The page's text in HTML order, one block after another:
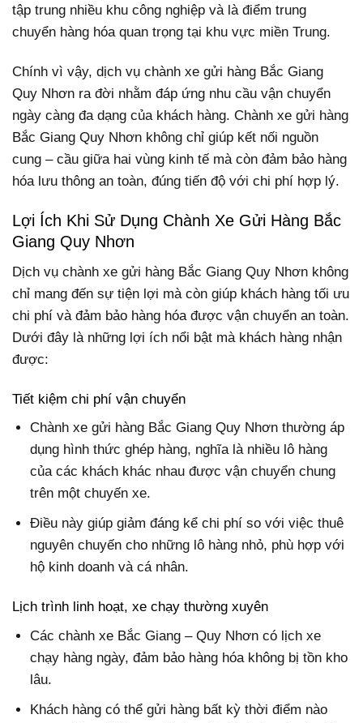
tập trung nhiều khu công nghiệp và là điểm trung
chuyển hàng hóa quan trọng tại khu vực miền Trung.
Chính vì vậy, dịch vụ chành xe gửi hàng Bắc Giang
Quy Nhơn ra đời nhằm đáp ứng nhu cầu vận chuyển
ngày càng đa dạng của khách hàng. Chành xe gửi hàng
Bắc Giang Quy Nhơn không chỉ giúp kết nối nguồn
cung – cầu giữa hai vùng kinh tế mà còn đảm bảo hàng
hóa lưu thông an toàn, đúng tiến độ với chi phí hợp lý.
Lợi Ích Khi Sử Dụng Chành Xe Gửi Hàng Bắc
Giang Quy Nhơn
Dịch vụ chành xe gửi hàng Bắc Giang Quy Nhơn không
chỉ mang đến sự tiện lợi mà còn giúp khách hàng tối ưu
chi phí và đảm bảo hàng hóa được vận chuyển an toàn.
Dưới đây là những lợi ích nổi bật mà khách hàng nhận
được:
Tiết kiệm chi phí vận chuyển
Chành xe gửi hàng Bắc Giang Quy Nhơn thường áp
dụng hình thức ghép hàng, nghĩa là nhiều lô hàng
của các khách khác nhau được vận chuyển chung
trên một chuyến xe.
Điều này giúp giảm đáng kể chi phí so với việc thuê
nguyên chuyến cho những lô hàng nhỏ, phù hợp với
hộ kinh doanh và cá nhân.
Lịch trình linh hoạt, xe chạy thường xuyên
Các chành xe Bắc Giang – Quy Nhơn có lịch xe
chạy hàng ngày, đảm bảo hàng hóa không bị tồn kho
lâu.
Khách hàng có thể gửi hàng bất kỳ thời điểm nào